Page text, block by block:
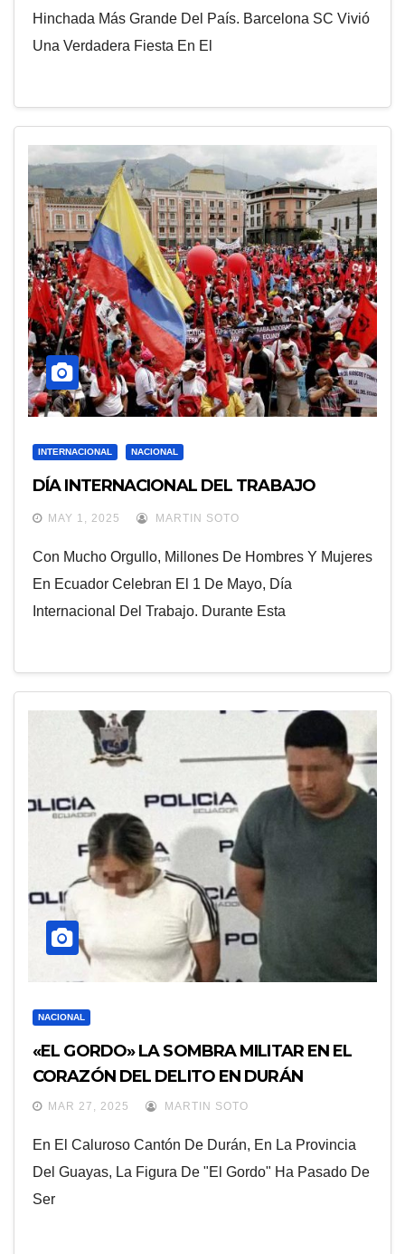
Hinchada Más Grande Del País. Barcelona SC Vivió
Una Verdadera Fiesta En El
INTERNACIONAL NACIONAL
DÍA INTERNACIONAL DEL TRABAJO
MAY 1, 2025 MARTIN SOTO
Con Mucho Orgullo, Millones De Hombres Y Mujeres
En Ecuador Celebran El 1 De Mayo, Día
Internacional Del Trabajo. Durante Esta
NACIONAL
«EL GORDO» LA SOMBRA MILITAR EN EL
CORAZÓN DEL DELITO EN DURÁN
MAR 27, 2025 MARTIN SOTO
En El Caluroso Cantón De Durán, En La Provincia
Del Guayas, La Figura De "El Gordo" Ha Pasado De
Ser